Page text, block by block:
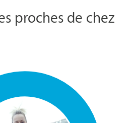
proches de chez